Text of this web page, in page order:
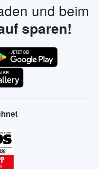
und beim
sparen!